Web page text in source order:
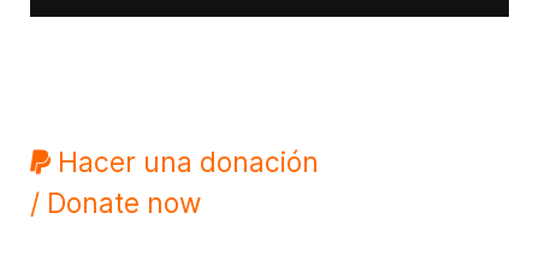
Hacer una donación
/ Donate now